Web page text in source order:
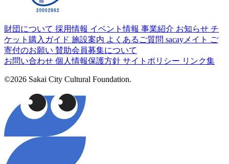
財団について 採用情報 イベント情報 事業紹介 お知らせ チ
ケット購入ガイド 施設案内 よくあるご質問 sacayメイト ご
寄付のお願い 賛助会員募集について
お問い合わせ 個人情報保護方針 サイトポリシー リンク集
©2026 Sakai City Cultural Foundation.